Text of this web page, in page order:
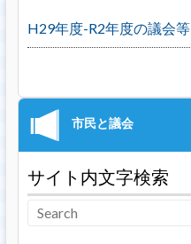
H29年度-R2年度の議会等
サイト内文字検索